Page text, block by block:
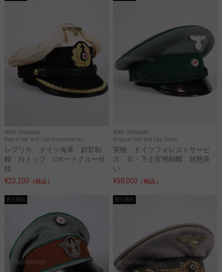
WWII GERMANY
Repro Hat and Cap Kriegsmarine
レプリカ ドイツ海軍 尉官制
帽 白トップ Uボートクルー仕
様
¥23,100 （税込）
WWII GERMANY
Original Hat and Cap Other
実物 ドイツフォレストサービ
ス 兵・下士官用制帽 状態良
い...
¥99,000 （税込）
売り切れ 売り切れ